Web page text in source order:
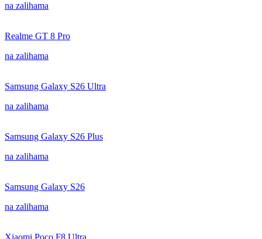
na zalihama
Realme GT 8 Pro
na zalihama
Samsung Galaxy S26 Ultra
na zalihama
Samsung Galaxy S26 Plus
na zalihama
Samsung Galaxy S26
na zalihama
Xiaomi Poco F8 Ultra